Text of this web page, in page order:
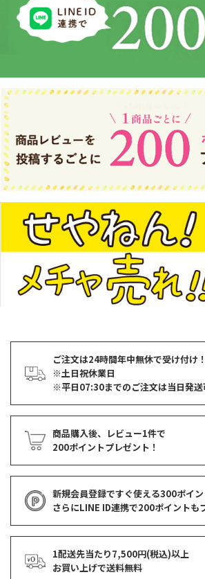
ご注文は24時間年中無休で受け付け！
※土日祝休業日
※平日07:30までのご注文は当日発送
商品購入後、レビュー1件で
200ポイントプレゼント！
新規会員登録ですぐ使える300ポイン
さらにLINE ID連携で200ポイントも
1配送先当たり7,500円(税込)以上
お買い上げで送料無料